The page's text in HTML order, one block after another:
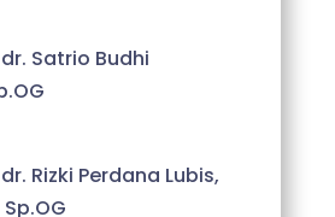
Satrio Budhi
Rizki Perdana Lubis,